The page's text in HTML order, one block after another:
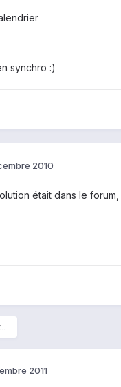
synchro :)
2010
était dans le
2011